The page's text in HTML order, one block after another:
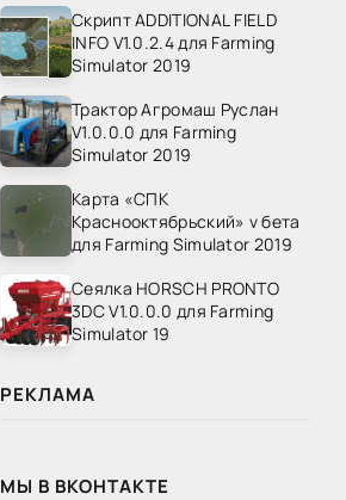
Скрипт ADDITIONAL FIELD
INFO V1.0.2.4 для Farming
Simulator 2019
Трактор Агромаш Руслан
V1.0.0.0 для Farming
Simulator 2019
Карта «СПК
Краснооктябрьский» v бета
для Farming Simulator 2019
Сеялка HORSCH PRONTO
3DC V1.0.0.0 для Farming
Simulator 19
РЕКЛАМА
МЫ В ВКОНТАКТЕ